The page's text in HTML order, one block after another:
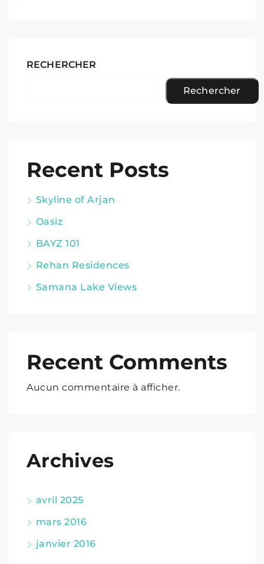
RECHERCHER
Rechercher
Recent Posts
Skyline of Arjan
Oasiz
BAYZ 101
Rehan Residences
Samana Lake Views
Recent Comments
Aucun commentaire à afficher.
Archives
avril 2025
mars 2016
janvier 2016